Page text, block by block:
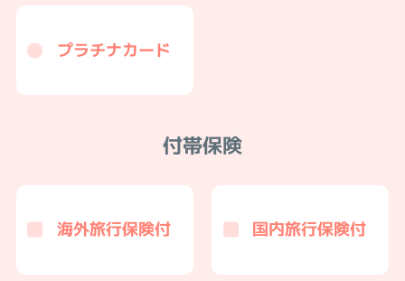
プラチナカード
付帯保険
海外旅行保険付 国内旅行保険付